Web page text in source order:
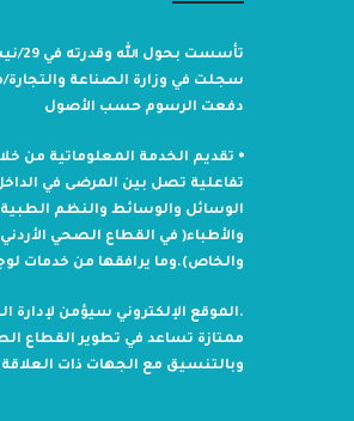
سجلت في وزارة الصناعة والتجارة/
دفعت الرسوم حسب الأصول
⦁ تقديم الخدمة المعلوماتية من
تفاعلية تصل بين المرضى في
الوسائل والوسائط والنظم
والأطباء( في القطاع الصحي
والخاص).وما يرافقها من خدمات
.الموقع الإلكتروني سيؤمن لإدارة
ممتازة تساعد في تطوير القطاع
وبالتنسيق مع الجهات ذات